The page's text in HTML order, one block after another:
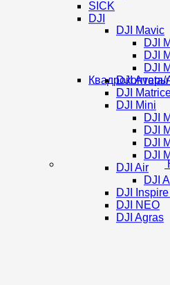
SICK
DJI
DJI Mavic
DJI
DJI
DJI
DJI Avata/
DJI
DJI Mini
DJI
DJI
DJI
DJI
DJI Air
DJI
DJI
DJI NEO
DJI Agras